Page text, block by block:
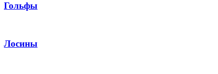
Гольфы
Лосины